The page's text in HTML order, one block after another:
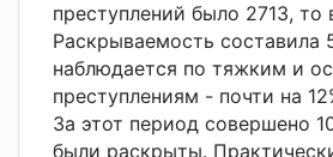
преступлений было 2713,
Раскрываемость составила
наблюдается по тяжким и
преступлениям - почти на
За этот период совершено
были раскрыты.